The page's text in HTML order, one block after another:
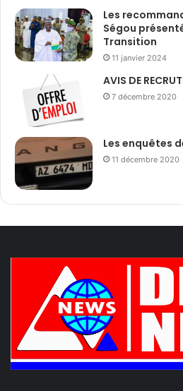
Les
Ségou
Transition
11 janvier 2024
AVIS DE
7 décembre 2020
Les enquêtes
11 décembre 2020